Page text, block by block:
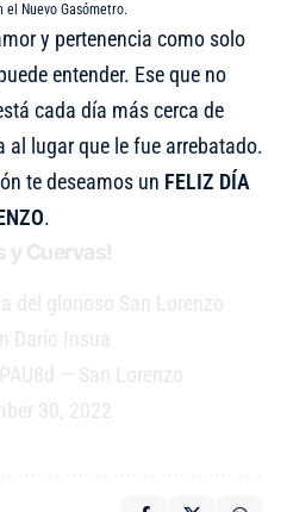
el Nuevo Gasómetro.
y pertenencia como solo
entender. Ese que no
cada día más cerca de
al lugar que le fue arrebatado.
te deseamos un FELIZ DÍA
.
y Cuervas!
del glorioso San Lorenzo
Darío Insua
— San Lorenzo
30, 2022